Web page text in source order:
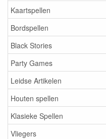
Kaartspellen
Bordspellen
Black Stories
Party Games
Leidse Artikelen
Houten spellen
Klasieke Spellen
Vliegers